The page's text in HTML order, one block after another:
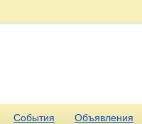
События Объявления